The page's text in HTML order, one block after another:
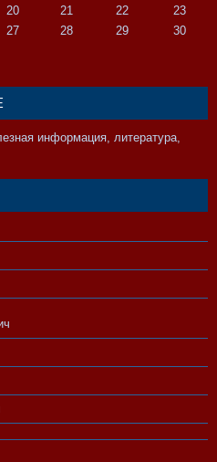
20 21 22
23
27 28 29
30
информация, литература,